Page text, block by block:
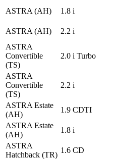
ASTRA (AH) 1.8 i
ASTRA (AH) 2.2 i
ASTRA
Convertible
(TS)
2.0 i Turbo
ASTRA
Convertible
(TS)
2.2 i
ASTRA Estate
(AH)
1.9 CDTI
ASTRA Estate
(AH)
1.8 i
ASTRA
Hatchback (TR)
1.6 CD